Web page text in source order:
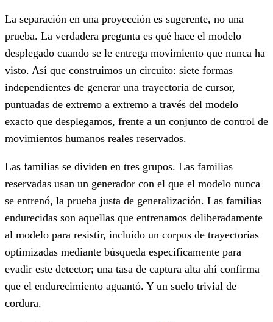
La separación en una proyección es sugerente, no una
prueba. La verdadera pregunta es qué hace el modelo
desplegado cuando se le entrega movimiento que nunca ha
visto. Así que construimos un circuito: siete formas
independientes de generar una trayectoria de cursor,
puntuadas de extremo a extremo a través del modelo
exacto que desplegamos, frente a un conjunto de control de
movimientos humanos reales reservados.
Las familias se dividen en tres grupos. Las familias
reservadas usan un generador con el que el modelo nunca
se entrenó, la prueba justa de generalización. Las familias
endurecidas son aquellas que entrenamos deliberadamente
al modelo para resistir, incluido un corpus de trayectorias
optimizadas mediante búsqueda específicamente para
evadir este detector; una tasa de captura alta ahí confirma
que el endurecimiento aguantó. Y un suelo trivial de
cordura.